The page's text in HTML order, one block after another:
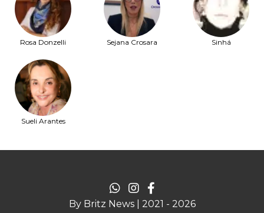
Rosa Donzelli Sejana Crosara Sinhá
Sueli Arantes
By Britz News | 2021 - 2026